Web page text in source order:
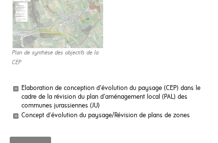
Plan de synthèse des objectifs de la
CEP
Elaboration de conception d’évolution du paysage (CEP) dans le
cadre de la révision du plan d’aménagement local (PAL) des
communes jurassiennes (JU)
Concept d'évolution du paysage/Révision de plans de zones